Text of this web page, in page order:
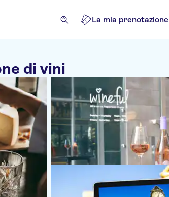
La mia prenotazione
di vini